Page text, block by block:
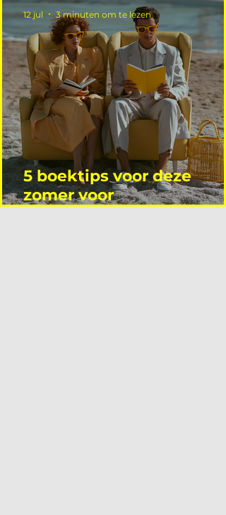
5 boektips voor deze
zomer voor
12 jul 3 minuten om te lezen